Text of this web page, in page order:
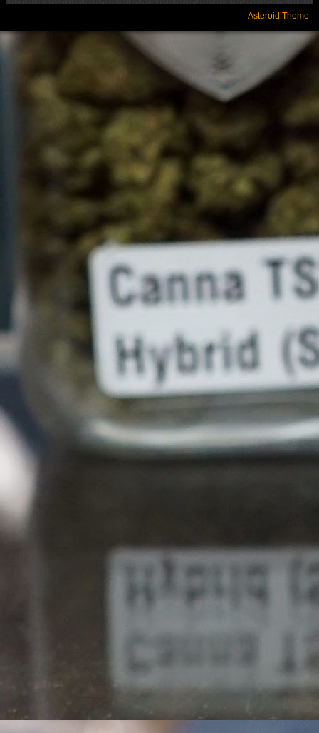
Asteroid Theme